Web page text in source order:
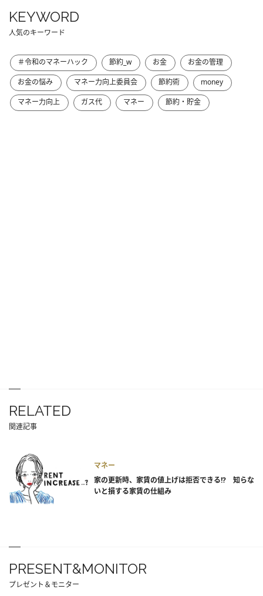
KEYWORD
人気のキーワード
＃令和のマネーハック 節約_w お金
お金の管理
お金の悩み
マネー力向上委員会 節約術
money
マネー力向上
ガス代 マネー 節約・貯金
RELATED
関連記事
マネー
家の更新時、家賃の値上げは拒否できる!? 知らな
いと損する家賃の仕組み
PRESENT&MONITOR
プレゼント＆モニター